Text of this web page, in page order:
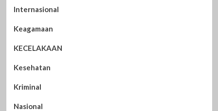
Internasional
Keagamaan
KECELAKAAN
Kesehatan
Kriminal
Nasional